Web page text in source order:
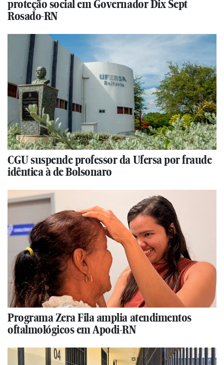
proteção social em Governador Dix Sept
Rosado-RN
CGU suspende professor da Ufersa por fraude
idêntica à de Bolsonaro
Programa Zera Fila amplia atendimentos
oftalmológicos em Apodi-RN